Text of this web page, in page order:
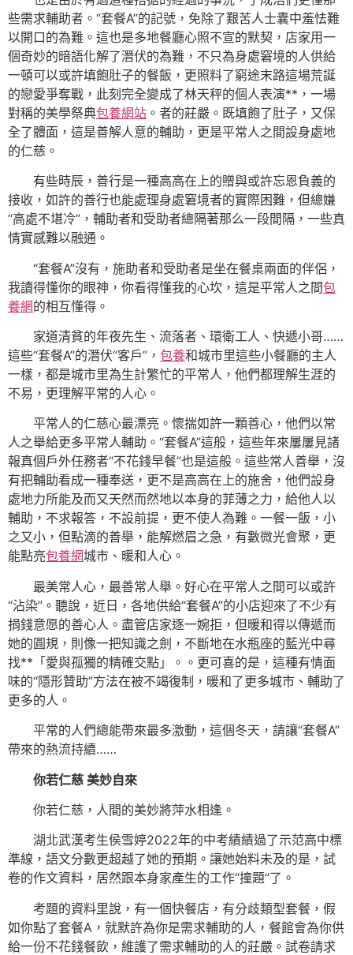
些需求輔助者。“套餐A”的記號，免除了艱苦人士囊中羞怯難
以開口的為難。這也是多地餐廳心照不宣的默契，店家用一
個奇妙的暗語化解了潛伏的為難，不只為身處窘境的人供給
一頓可以或許填飽肚子的餐飯，更照料了窮途末路這場荒誕
的戀愛爭奪戰，此刻完全變成了林天秤的個人表演**，一場
對稱的美學祭典包養網站 。者的莊嚴。既填飽了肚子，又保
全了體面，這是善解人意的輔助，更是平常人之間設身處地
的仁慈。
有些時辰，善行是一種高高在上的贈與或許忘恩負義的
接收，如許的善行也能處理身處窘境者的實際困難，但總嫌
“高處不堪冷”，輔助者和受助者總隔著那么一段間隔，一些真
情實感難以融通。
“套餐A”沒有，施助者和受助者是坐在餐桌兩面的伴侶，
我讀得懂你的眼神，你看得懂我的心坎，這是平常人之間包
養網的相互懂得。
家道清貧的年夜先生、流落者、環衛工人、快遞小哥……
這些“套餐A”的潛伏“客戶”， 包養和城市里這些小餐廳的主人
一樣，都是城市里為生計繁忙的平常人，他們都理解生涯的
不易，更理解平常的人心。
平常人的仁慈心最漂亮。懷揣如許一顆善心，他們以常
人之舉給更多平常人輔助。“套餐A”這般，這些年來屢屢見諸
報真個戶外任務者“不花錢早餐”也是這般。這些常人善舉，沒
有把輔助看成一種奉送，更不是高高在上的施舍，他們設身
處地力所能及而又天然而然地以本身的菲薄之力，給他人以
輔助，不求報答，不設前提，更不使人為難。一餐一飯，小
之又小，但點滴的善舉，能解燃眉之急，有數微光會聚，更
能點亮包養網城市、暖和人心。
最美常人心，最善常人舉。好心在平常人之間可以或許
“沾染”。聽說，近日，各地供給“套餐A”的小店迎來了不少有
捐錢意愿的善心人。盡管店家逐一婉拒，但暖和得以傳遞而
她的圓規，則像一把知識之劍，不斷地在水瓶座的藍光中尋
找**「愛與孤獨的精確交點」。。更可喜的是，這種有情面
味的“隱形贊助”方法在被不竭復制，暖和了更多城市、輔助了
更多的人。
平常的人們總能帶來最多激動，這個冬天，請讓“套餐A”
帶來的熱流持續……
你若仁慈 美妙自來
你若仁慈，人間的美妙將萍水相逢。
湖北武漢考生侯雪婷2022年的中考績績過了示范高中標
準線，語文分數更超越了她的預期。讓她始料未及的是，試
卷的作文資料，居然跟本身家產生的工作“撞題”了。
考題的資料里說，有一個快餐店，有分歧類型套餐，假
如你點了套餐A，就默許為你是需求輔助的人，餐館會為你供
給一份不花錢餐飲，維護了需求輔助的人的莊嚴。試卷請求